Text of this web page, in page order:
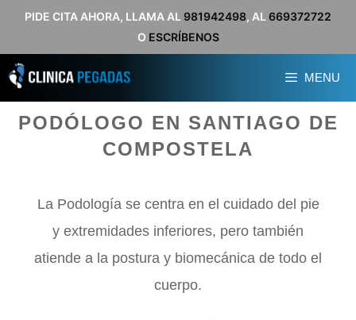
Saltar
contenido
PIDE CITA AHORA, LLAMA AL 981942498, AL 669372722
O ESCRÍBENOS
MENU
PODÓLOGO EN SANTIAGO DE
COMPOSTELA
La Podología se centra en el cuidado del pie
y extremidades inferiores, pero también
atiende a la postura y biomecánica de todo el
cuerpo.